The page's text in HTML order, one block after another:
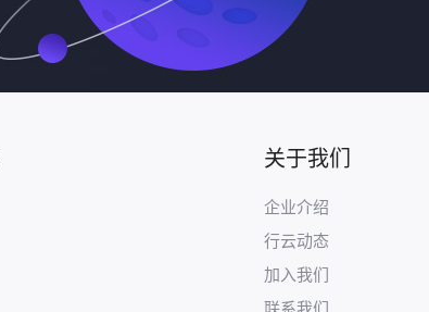
关于我们
企业介绍
行云动态
加入我们
联系我们